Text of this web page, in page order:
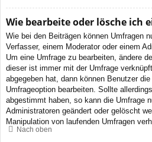
Wie bearbeite oder lösche ich
Wie bei den Beiträgen können Umfragen
Verfasser, einem Moderator oder einem
Um eine Umfrage zu bearbeiten, ändere
dieser ist immer mit der Umfrage
abgegeben hat, dann können Benutzer
Umfrageoption bearbeiten. Sollte
abgestimmt haben, so kann die Umfrage
Administratoren geändert oder gelöscht
Manipulation von laufenden Umfragen
Nach oben